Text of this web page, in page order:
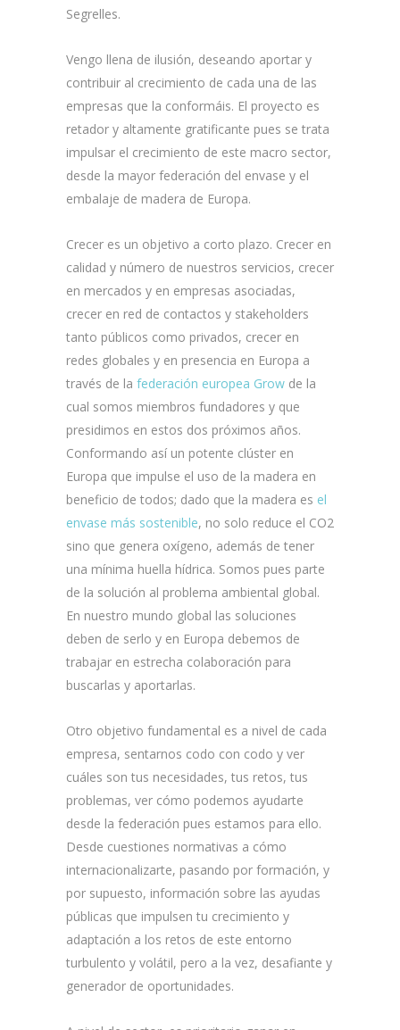
Segrelles.
Vengo llena de ilusión, deseando aportar y
contribuir al crecimiento de cada una de las
empresas que la conformáis. El proyecto es
retador y altamente gratificante pues se trata
impulsar el crecimiento de este macro sector,
desde la mayor federación del envase y el
embalaje de madera de Europa.
Crecer es un objetivo a corto plazo. Crecer en
calidad y número de nuestros servicios, crecer
en mercados y en empresas asociadas,
crecer en red de contactos y stakeholders
tanto públicos como privados, crecer en
redes globales y en presencia en Europa a
través de la federación europea Grow de la
cual somos miembros fundadores y que
presidimos en estos dos próximos años.
Conformando así un potente clúster en
Europa que impulse el uso de la madera en
beneficio de todos; dado que la madera es el
envase más sostenible, no solo reduce el CO2
sino que genera oxígeno, además de tener
una mínima huella hídrica. Somos pues parte
de la solución al problema ambiental global.
En nuestro mundo global las soluciones
deben de serlo y en Europa debemos de
trabajar en estrecha colaboración para
buscarlas y aportarlas.
Otro objetivo fundamental es a nivel de cada
empresa, sentarnos codo con codo y ver
cuáles son tus necesidades, tus retos, tus
problemas, ver cómo podemos ayudarte
desde la federación pues estamos para ello.
Desde cuestiones normativas a cómo
internacionalizarte, pasando por formación, y
por supuesto, información sobre las ayudas
públicas que impulsen tu crecimiento y
adaptación a los retos de este entorno
turbulento y volátil, pero a la vez, desafiante y
generador de oportunidades.